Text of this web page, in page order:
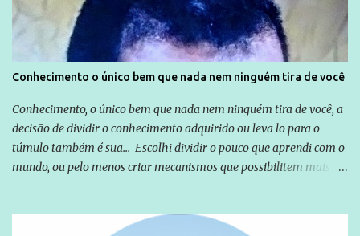
empresários" Assina a nota o advogado Cristiano Zanin Martins
Conhecimento o único bem que nada nem ninguém tira de você
Conhecimento, o único bem que nada nem ninguém tira de você, a
decisão de dividir o conhecimento adquirido ou leva lo para o
túmulo também é sua... Escolhi dividir o pouco que aprendi com o
mundo, ou pelo menos criar mecanismos que possibilitem mais e
empreendedor da comunicação, que além de informação